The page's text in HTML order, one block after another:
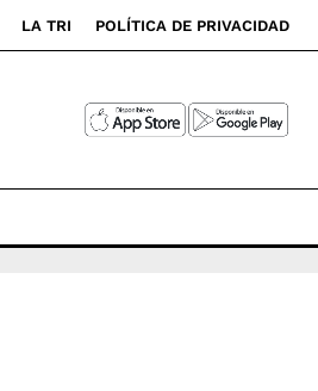
LA TRI POLÍTICA DE PRIVACIDAD